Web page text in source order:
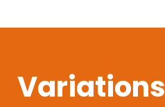
Variations